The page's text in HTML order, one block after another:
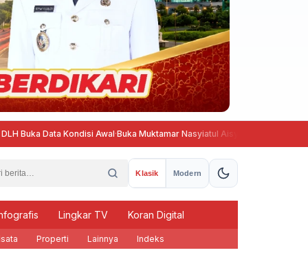
Kondisi Awal·Buka Muktamar Nasyiatul Aisyiyah, Haedar Nashir
Klasik Modern
Lingkar TV Koran Digital
Properti Lainnya Indeks